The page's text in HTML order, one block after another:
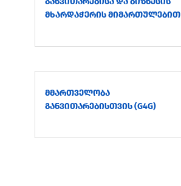
ᲛᲮᲐᲠᲓᲐᲭᲔᲠᲘᲡ ᲛᲘᲛᲐᲠᲗᲣᲚᲔᲑᲘᲗ
ᲛᲛᲐᲠᲗᲕᲔᲚᲝᲑᲐ
ᲒᲐᲜᲕᲘᲗᲐᲠᲔᲑᲘᲡᲗᲕᲘᲡ (G4G)